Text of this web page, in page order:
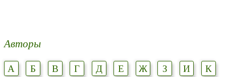
Авторы
А Б В Г Д Е Ж З И
К